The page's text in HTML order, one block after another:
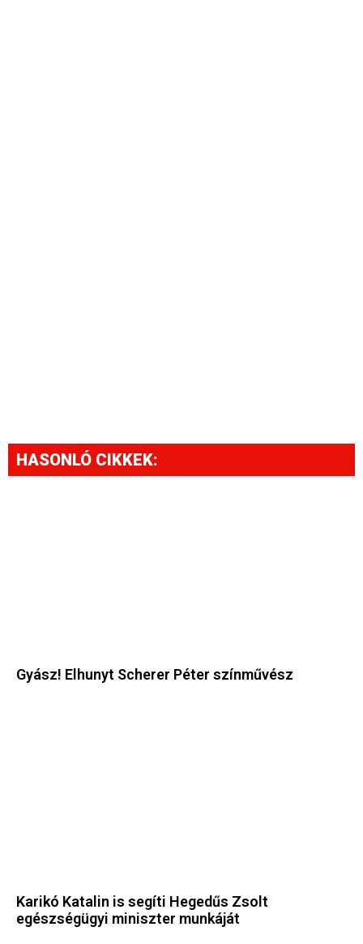
HASONLÓ CIKKEK:
Gyász! Elhunyt Scherer Péter színművész
Karikó Katalin is segíti Hegedűs Zsolt
egészségügyi miniszter munkáját